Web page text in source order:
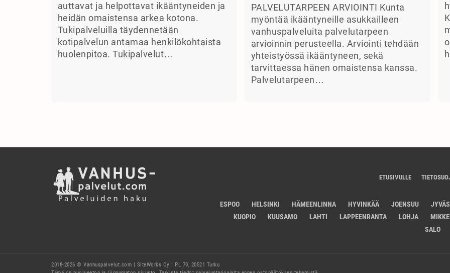
auttavat ja helpottavat ikääntyneiden ja
heidän omaistensa arkea kotona.
Tukipalveluilla täydennetään
kotipalvelun antamaa henkilökohtaista
huolenpitoa. Tukipalvelut…
PALVELUTARPEEN ARVIOINTI Kunta
myöntää ikääntyneille asukkailleen
vanhuspalveluita palvelutarpeen
arvioinnin perusteella. Arviointi tehdään
yhteistyössä ikääntyneen, sekä
tarvittaessa hänen omaistensa kanssa.
Palvelutarpeen…
ETUSIVULLE
ESPOO HELSINKI HÄMEENLINNA HYVINKÄÄ JOENSUU
KUOPIO
KUUSAMO LAHTI LAPPEENRANTA LOHJA
SALO
2018-2026 © Vanhuspalvelut.com | SiteWorks Oy | PL 79, 20521 Turku